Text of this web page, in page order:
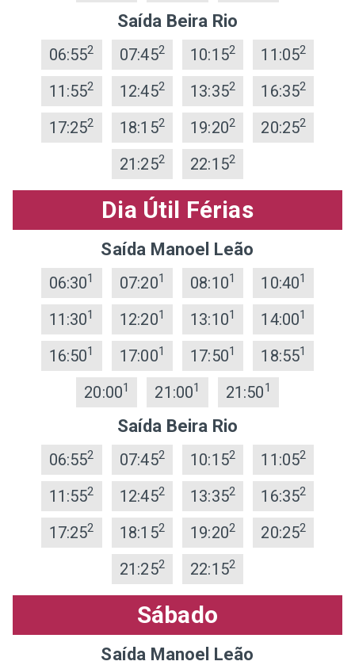
Saída Beira Rio
06:552 07:452 10:152 11:052
11:552 12:452 13:352 16:352
17:252 18:152 19:202 20:252
21:252 22:152
Dia Útil Férias
Saída Manoel Leão
06:301 07:201 08:101 10:401
11:301 12:201 13:101 14:001
16:501 17:001 17:501 18:551
20:001 21:001 21:501
Saída Beira Rio
06:552 07:452 10:152 11:052
11:552 12:452 13:352 16:352
17:252 18:152 19:202 20:252
21:252 22:152
Sábado
Saída Manoel Leão